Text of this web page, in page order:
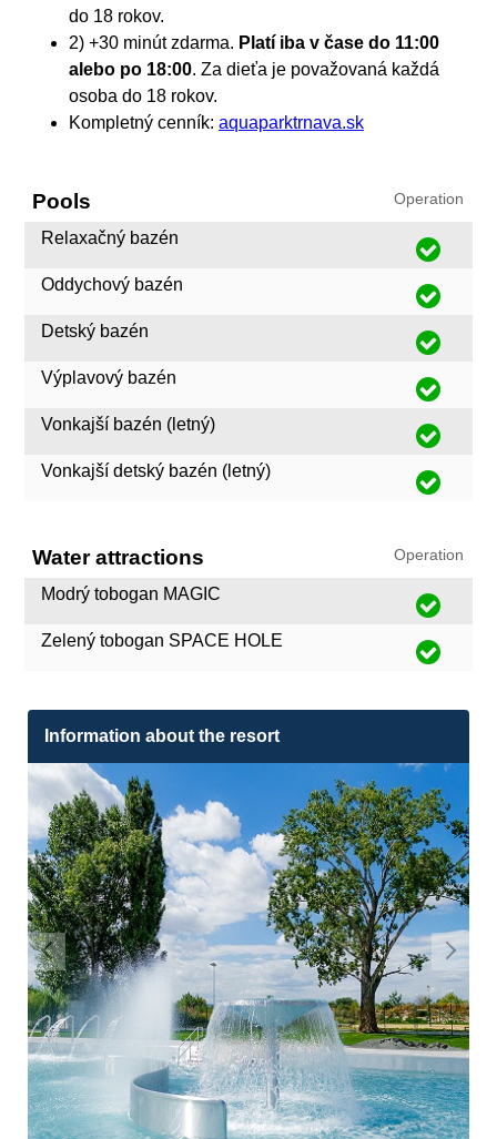
do 18 rokov.
2) +30 minút zdarma. Platí iba v čase do 11:00
alebo po 18:00. Za dieťa je považovaná každá
osoba do 18 rokov.
Kompletný cenník: aquaparktrnava.sk
Pools Operation
Relaxačný bazén
Oddychový bazén
Detský bazén
Výplavový bazén
Vonkajší bazén (letný)
Vonkajší detský bazén (letný)
Water attractions Operation
Modrý tobogan MAGIC
Zelený tobogan SPACE HOLE
Information about the resort